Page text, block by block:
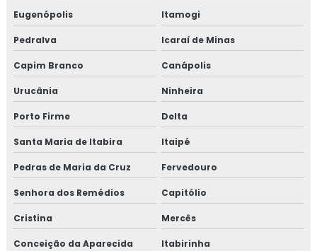
Eugenópolis Itamogi
Pedralva Icaraí de Minas
Capim Branco Canápolis
Urucânia Ninheira
Porto Firme Delta
Santa Maria de Itabira Itaipé
Pedras de Maria da Cruz Fervedouro
Senhora dos Remédios Capitólio
Cristina Mercês
Conceição da Aparecida Itabirinha